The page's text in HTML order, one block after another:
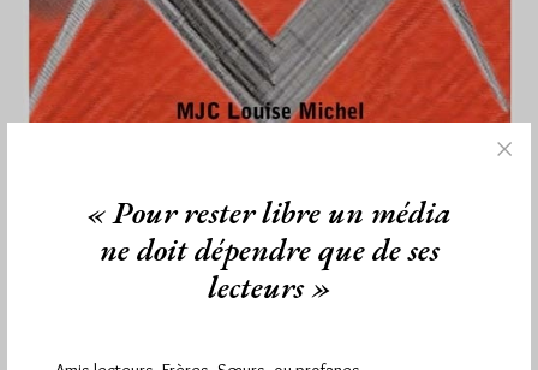
Pourquoi être Franc-Maçon au 21e
siècle ?
« Pour rester libre un média
ne doit dépendre que de ses
lecteurs »